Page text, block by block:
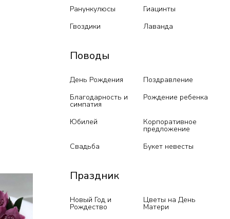
Ранункулюсы
Гиацинты
Гвоздики
Лаванда
Поводы
День Рождения
Поздравление
Благодарность и
симпатия
Рождение ребенка
Юбилей Корпоративное
предложение
Свадьба
Букет невесты
Праздник
Новый Год и
Рождество
Цветы на День
Матери